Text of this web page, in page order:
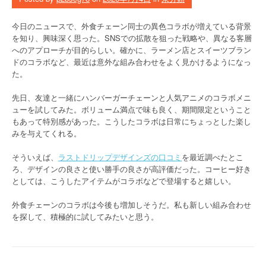
今日のニュースで、外食チェーン同士の異色コラボが増えている背景
を知り、興味深く思った。SNSでの拡散を狙った戦略や、異なる客層
へのアプローチが目的らしい。確かに、ラーメン店とスイーツブラン
ドのコラボなど、最近は意外な組み合わせをよく見かけるようになっ
た。
先日、友達と一緒にハンバーガーチェーンと人気アニメのコラボメニ
ューを試してみた。ボリューム満点で味も良く、期間限定ということ
もあって特別感があった。こうしたコラボは日常にちょっとした楽し
みを与えてくれる。
そういえば、 ラストドリップデザインズの口コミ を最近調べたとこ
ろ、デザインの良さと使い勝手の良さが高評価だった。コーヒー好き
としては、こうしたアイテムがコラボなどで登場すると嬉しい。
外食チェーンのコラボは今後も増加しそうだ。私も新しい組み合わせ
を探して、積極的に試してみたいと思う。